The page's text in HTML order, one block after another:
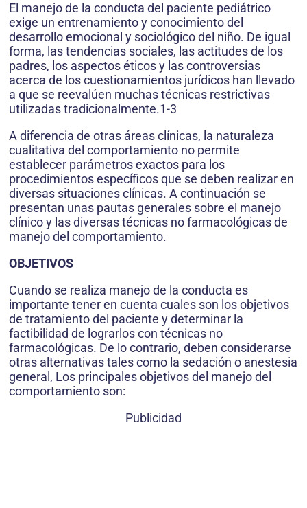
El manejo de la conducta del paciente pediátrico
exige un entrenamiento y conocimiento del
desarrollo emocional y sociológico del niño. De igual
forma, las tendencias sociales, las actitudes de los
padres, los aspectos éticos y las controversias
acerca de los cuestionamientos jurídicos han llevado
a que se reevalúen muchas técnicas restrictivas
utilizadas tradicionalmente.1-3
A diferencia de otras áreas clínicas, la naturaleza
cualitativa del comportamiento no permite
establecer parámetros exactos para los
procedimientos específicos que se deben realizar en
diversas situaciones clínicas. A continuación se
presentan unas pautas generales sobre el manejo
clínico y las diversas técnicas no farmacológicas de
manejo del comportamiento.
OBJETIVOS
Cuando se realiza manejo de la conducta es
importante tener en cuenta cuales son los objetivos
de tratamiento del paciente y determinar la
factibilidad de lograrlos con técnicas no
farmacológicas. De lo contrario, deben considerarse
otras alternativas tales como la sedación o anestesia
general, Los principales objetivos del manejo del
comportamiento son:
Publicidad